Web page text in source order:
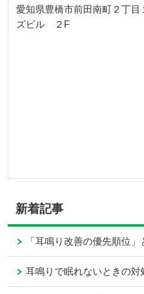
愛知県豊橋市前田南町２丁
ズビル ２F
新着記事
「耳鳴り改善の優先順位」
耳鳴りで眠れないときの対